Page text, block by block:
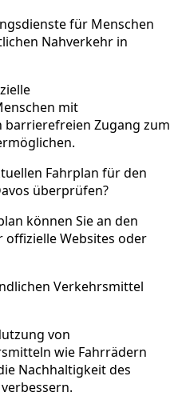
für Menschen
Nahverkehr in
mit
barrierefreien Zugang zum
Fahrplan für den
überprüfen?
können Sie an den
Websites oder
Verkehrsmittel
von
wie Fahrrädern
Nachhaltigkeit des